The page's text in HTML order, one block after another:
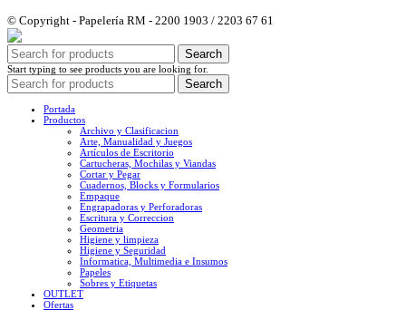
© Copyright - Papelería RM - 2200 1903 / 2203 67 61
Search
Start typing to see products you are looking for.
Search
Portada
Productos
Archivo y Clasificacion
Arte, Manualidad y Juegos
Artículos de Escritorio
Cartucheras, Mochilas y Viandas
Cortar y Pegar
Cuadernos, Blocks y Formularios
Empaque
Engrapadoras y Perforadoras
Escritura y Correccion
Geometria
Higiene y limpieza
Higiene y Seguridad
Informatica, Multimedia e Insumos
Papeles
Sobres y Etiquetas
OUTLET
Ofertas